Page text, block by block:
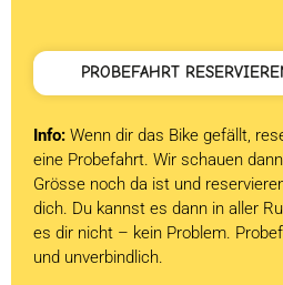
PROBEFAHRT
Info: Wenn dir das Bike gefällt,
eine Probefahrt. Wir schauen
Grösse noch da ist und
dich. Du kannst es dann in aller
es dir nicht – kein Problem.
und unverbindlich.